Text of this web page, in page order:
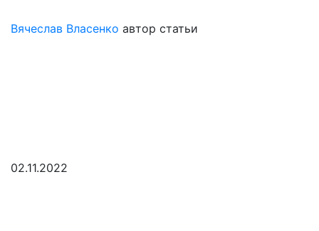
Вячеслав Власенко автор статьи
02.11.2022